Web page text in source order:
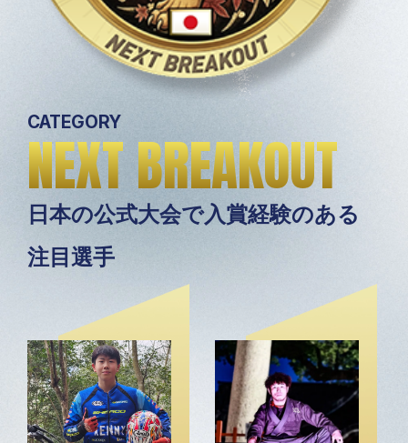
CATEGORY
NEXT BREAKOUT
日本の公式大会で入賞経験のある
注目選手